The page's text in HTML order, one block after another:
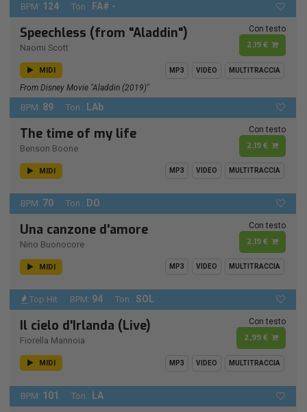
BPM: 124 Ton.: FA# -
Speechless (from "Aladdin")
Naomi Scott
Con testo
2,19 €
MIDI MP3 VIDEO MULTITRACCIA
From Disney Movie "Aladdin (2019)"
BPM: 89 Ton.: LAb
The time of my life
Benson Boone
Con testo
2,19 €
MIDI MP3 VIDEO MULTITRACCIA
BPM: 70 Ton.: DO
Una canzone d'amore
Nino Buonocore
Con testo
2,19 €
MIDI MP3 VIDEO MULTITRACCIA
Top Hit BPM: 94 Ton.: SOL
Il cielo d'Irlanda (Live)
Fiorella Mannoia
Con testo
2,99 €
MIDI MP3 VIDEO MULTITRACCIA
BPM: 101 Ton.: LA